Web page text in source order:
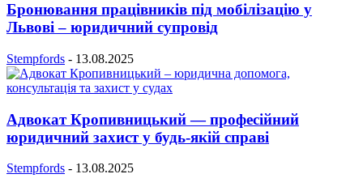
Бронювання працівників під мобілізацію у
Львові – юридичний супровід
Stempfords - 13.08.2025
Адвокат Кропивницький — професійний
юридичний захист у будь-якій справі
Stempfords - 13.08.2025